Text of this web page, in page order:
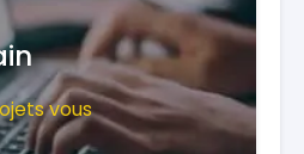
vous